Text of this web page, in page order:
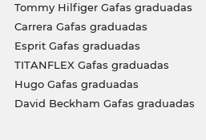
Tommy Hilfiger Gafas graduadas
Carrera Gafas graduadas
Esprit Gafas graduadas
TITANFLEX Gafas graduadas
Hugo Gafas graduadas
David Beckham Gafas graduadas